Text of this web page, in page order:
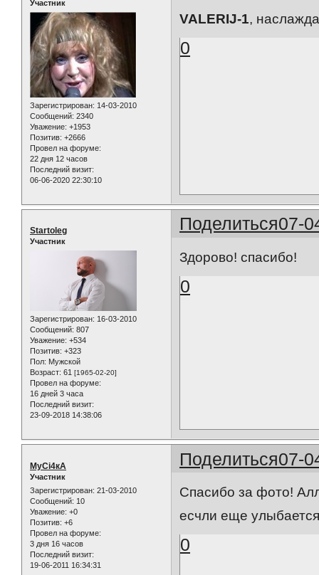
Участник
Зарегистрирован: 14-03-2010
Сообщений: 2340
Уважение: +1953
Позитив: +2666
Провел на форуме:
22 дня 12 часов
Последний визит:
06-06-2020 22:30:10
VALERIJ-1,
0
Поделиться07-
Startoleg
Участник
Зарегистрирован: 16-03-2010
Сообщений: 807
Уважение: +534
Позитив: +323
Пол: Мужской
Возраст: 61 [1965-02-20]
Провел на форуме:
16 дней 3 часа
Последний визит:
23-09-2018 14:38:06
Здорово! спасибо!
0
Поделиться07-
МуСі4кА
Участник
Зарегистрирован: 21-03-2010
Сообщений: 10
Уважение: +0
Позитив: +6
Провел на форуме:
3 дня 16 часов
Последний визит:
19-06-2011 16:34:31
Спасибо за фото!
есчли еще
0